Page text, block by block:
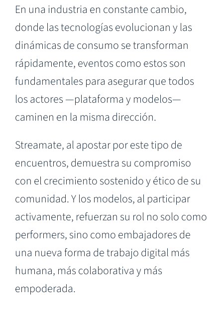
En una industria en constante cambio,
donde las tecnologías evolucionan y las
dinámicas de consumo se transforman
rápidamente, eventos como estos son
fundamentales para asegurar que todos
los actores —plataforma y modelos—
caminen en la misma dirección.
Streamate, al apostar por este tipo de
encuentros, demuestra su compromiso
con el crecimiento sostenido y ético de su
comunidad. Y los modelos, al participar
activamente, refuerzan su rol no solo como
performers, sino como embajadores de
una nueva forma de trabajo digital más
humana, más colaborativa y más
empoderada.